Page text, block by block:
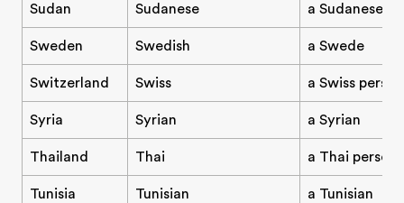
Sudan Sudanese a Sudanese
Sweden Swedish a Swede
Switzerland Swiss a Swiss person
Syria Syrian a Syrian
Thailand Thai a Thai person
Tunisia Tunisian a Tunisian